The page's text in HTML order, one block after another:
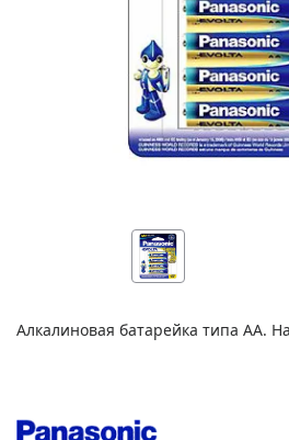
Алкалиновая батарейка типа AA.